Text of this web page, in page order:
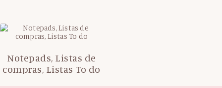
Notepads, Listas de
compras, Listas To do